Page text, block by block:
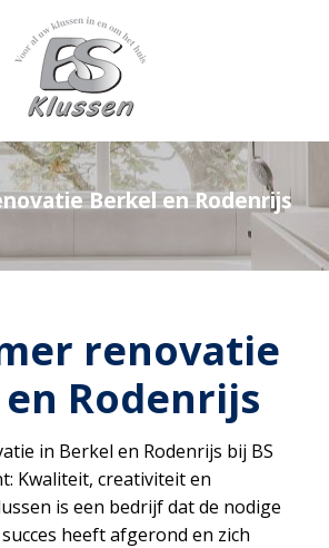
Berkel en Rodenrijs
renovatie
Rodenrijs
in Berkel en Rodenrijs bij BS
Kwaliteit, creativiteit en
is een bedrijf dat de nodige
heeft afgerond en zich